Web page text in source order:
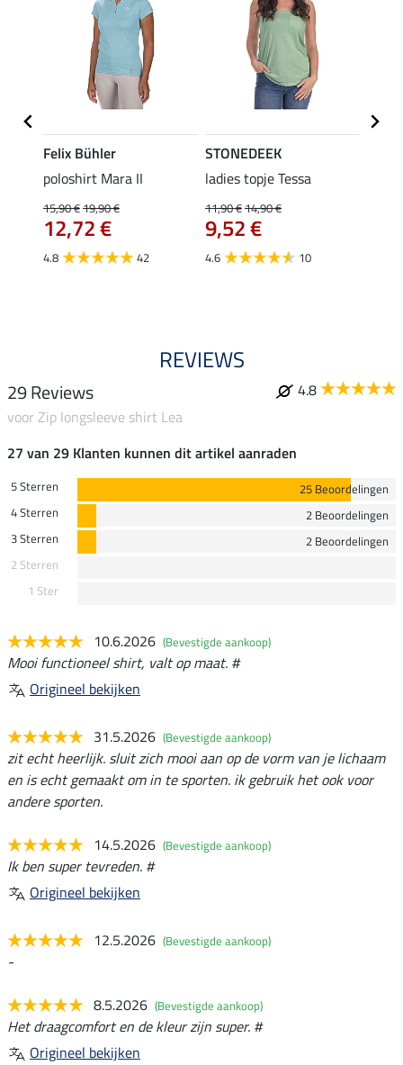
Felix Bühler
poloshirt Mara II
15,90 €19,90 €
12,72 €
4.8 42
STONEDEEK
ladies topje Tessa
11,90 €14,90 €
9,52 €
4.6 10
REVIEWS
29 Reviews
4.8
voor Zip longsleeve shirt Lea
27 van 29 Klanten kunnen dit artikel aanraden
5 Sterren
25 Beoordelingen
4 Sterren
2 Beoordelingen
3 Sterren
2 Beoordelingen
2 Sterren
1 Ster
10.6.2026 (Bevestigde aankoop)
Mooi functioneel shirt, valt op maat. #
Origineel bekijken
31.5.2026 (Bevestigde aankoop)
zit echt heerlijk. sluit zich mooi aan op de vorm van je lichaam
en is echt gemaakt om in te sporten. ik gebruik het ook voor
andere sporten.
14.5.2026 (Bevestigde aankoop)
Ik ben super tevreden. #
Origineel bekijken
12.5.2026 (Bevestigde aankoop)
-
8.5.2026 (Bevestigde aankoop)
Het draagcomfort en de kleur zijn super. #
Origineel bekijken